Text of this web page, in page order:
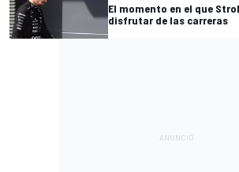
El momento en el que
disfrutar de las carreras